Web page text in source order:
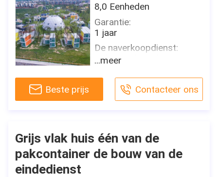
8,0 Eenheden
Garantie:
1 jaar
De naverkoopdienst:
Online technische
Het Vermogen van de
projectoplossing:
Toepassing:
...meer
Beste prijs Contacteer ons
Grijs vlak huis één van de
pakcontainer de bouw van de
eindedienst